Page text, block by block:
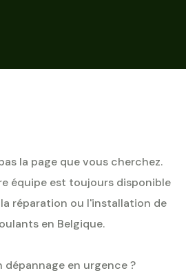
la page que vous cherchez.
équipe est toujours disponible
réparation ou l'installation de
en Belgique.
dépannage en urgence ?